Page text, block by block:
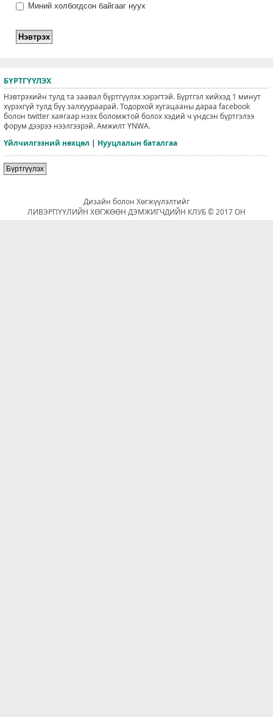
Миний холбогдсон байгааг нуух
БҮРТГҮҮЛЭХ
Нэвтрэхийн тулд та заавал бүртгүүлэх хэрэгтэй. Бүртгэл хийхэд 1 минут
хүрэхгүй тулд бүү залхуураарай. Тодорхой хугацааны дараа facebook
болон twitter хаягаар нээх боломжтой болох хэдий ч үндсэн бүртгэлээ
форум дээрээ нээлгээрэй. Амжилт YNWA.
Үйлчилгээний нөхцөл | Нууцлалын баталгаа
Бүртгүүлэх
Дизайн болон Хөгжүүлэлтийг
ЛИВЭРПҮҮЛИЙН ХӨГЖӨӨН ДЭМЖИГЧДИЙН КЛУБ © 2017 ОН